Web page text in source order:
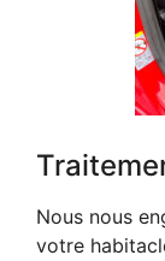
Nous nous
votre